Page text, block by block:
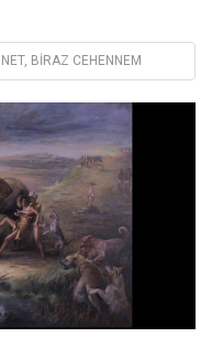
BİRAZ CEHENNEM